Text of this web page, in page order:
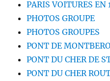
PARIS VOITURES EN
PHOTOS GROUPE
PHOTOS GROUPES
PONT DE
PONT DU CHER DE
PONT DU CHER